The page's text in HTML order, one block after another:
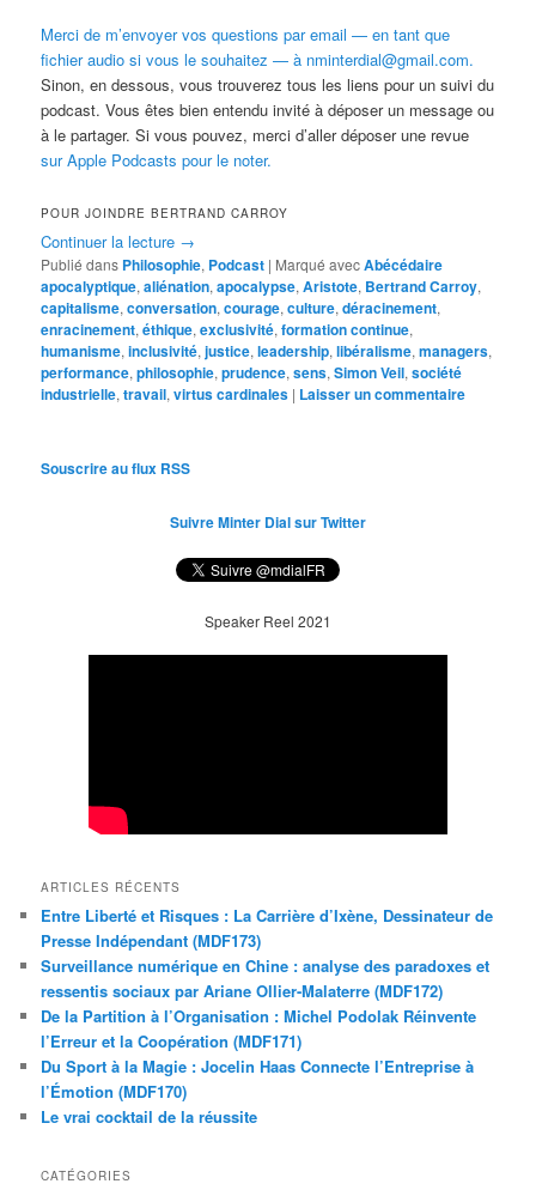
Merci de m’envoyer vos questions par email — en tant que
fichier audio si vous le souhaitez — à nminterdial@gmail.com.
Sinon, en dessous, vous trouverez tous les liens pour un suivi du
podcast. Vous êtes bien entendu invité à déposer un message ou
à le partager. Si vous pouvez, merci d’aller déposer une revue
sur Apple Podcasts pour le noter.
POUR JOINDRE BERTRAND CARROY
Continuer la lecture →
Publié dans Philosophie, Podcast | Marqué avecAbécédaire
apocalyptique,aliénation,apocalypse,Aristote, Bertrand Carroy,
capitalisme,conversation,courage,culture,déracinement,
enracinement,éthique,exclusivité,formation continue,
humanisme,inclusivité,justice,leadership,libéralisme,managers,
performance,philosophie,prudence,sens,Simon Veil,société
industrielle,travail,virtus cardinales | Laisser un commentaire
Souscrire au flux RSS
Suivre Minter Dial sur Twitter
Speaker Reel 2021
ARTICLES RÉCENTS
Entre Liberté et Risques : La Carrière d’Ixène, Dessinateur de
Presse Indépendant (MDF173)
Surveillance numérique en Chine : analyse des paradoxes et
ressentis sociaux par Ariane Ollier-Malaterre (MDF172)
De la Partition à l’Organisation : Michel Podolak Réinvente
l’Erreur et la Coopération (MDF171)
Du Sport à la Magie : Jocelin Haas Connecte l’Entreprise à
l’Émotion (MDF170)
Le vrai cocktail de la réussite
CATÉGORIES